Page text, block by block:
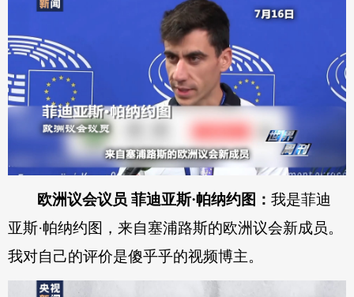
欧洲议会议员 菲迪亚斯·帕纳约图：我是菲迪
亚斯·帕纳约图，来自塞浦路斯的欧洲议会新成员。
我对自己的评价是傻乎乎的视频博主。